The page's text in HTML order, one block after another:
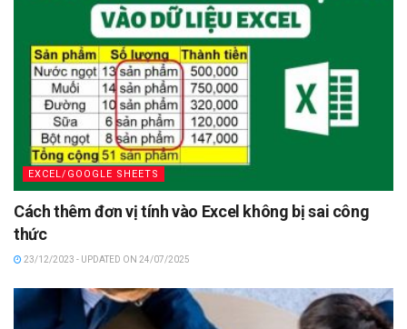
EXCEL/GOOGLE SHEETS
Cách thêm đơn vị tính vào Excel không bị sai công
thức
23/12/2023 - UPDATED ON 24/07/2025